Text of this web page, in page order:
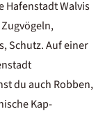
Hafenstadt Walvis
Schutz. Auf einer
du auch Robben,
Kap-